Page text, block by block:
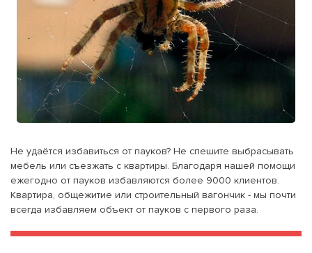
Не удаётся избавиться от пауков? Не спешите выбрасывать
мебель или съезжать с квартиры. Благодаря нашей помощи
ежегодно от пауков избавляются более 9000 клиентов.
Квартира, общежитие или строительный вагончик - мы почти
всегда избавляем объект от пауков с первого раза.